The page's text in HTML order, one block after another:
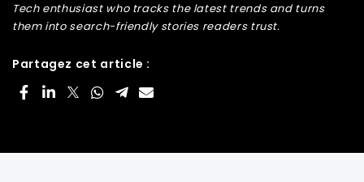
Tech enthusiast who tracks the latest trends and turns
them into search-friendly stories readers trust.
Partagez cet article :